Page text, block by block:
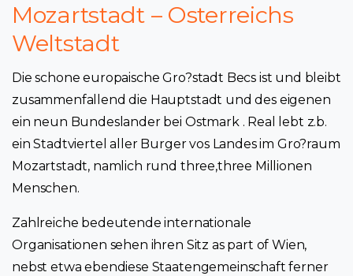
Mozartstadt – Osterreichs
Weltstadt
Die schone europaische Gro?stadt Becs ist und bleibt
zusammenfallend die Hauptstadt und des eigenen
ein neun Bundeslander bei Ostmark . Real lebt z.b.
ein Stadtviertel aller Burger vos Landes im Gro?raum
Mozartstadt, namlich rund three,three Millionen
Menschen.
Zahlreiche bedeutende internationale
Organisationen sehen ihren Sitz as part of Wien,
nebst etwa ebendiese Staatengemeinschaft ferner